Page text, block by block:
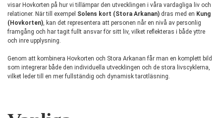
visar Hovkorten på hur vi tillämpar den utvecklingen i våra vardagliga liv och
relationer. När till exempel Solens kort (Stora Arkanan) dras med en Kung
(Hovkorten) , kan det representera att personen når en nivå av personlig
framgång och har tagit fullt ansvar för sitt liv, vilket reflekteras i både yttre
och inre upplysning.
Genom att kombinera Hovkorten och Stora Arkanan får man en komplett bild
som integrerar både den individuella utvecklingen och de stora livscyklerna,
vilket leder till en mer fullständig och dynamisk tarotläsning.